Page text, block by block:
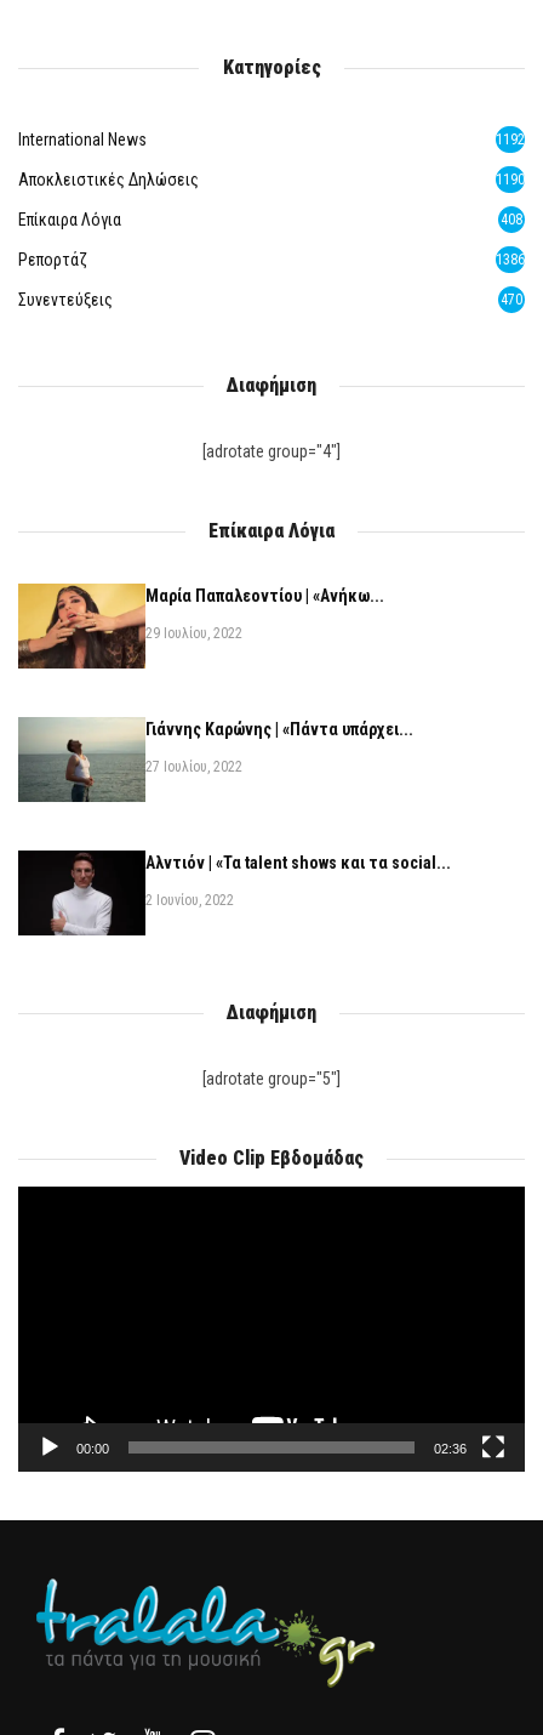
Κατηγορίες
International News 1192
Αποκλειστικές Δηλώσεις 1190
Επίκαιρα Λόγια 408
Ρεπορτάζ 1386
Συνεντεύξεις 470
Διαφήμιση
[adrotate group="4"]
Επίκαιρα Λόγια
Μαρία Παπαλεοντίου | «Ανήκω...
29 Ιουλίου, 2022
Γιάννης Καρώνης | «Πάντα υπάρχει...
27 Ιουλίου, 2022
Αλντιόν | «Τα talent shows και τα social...
2 Ιουνίου, 2022
Διαφήμιση
[adrotate group="5"]
Video Clip Εβδομάδας
00:00 02:36